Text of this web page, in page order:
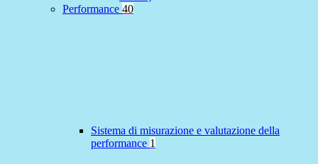
Performance 40
Sistema di misurazione e valutazione della
performance 1